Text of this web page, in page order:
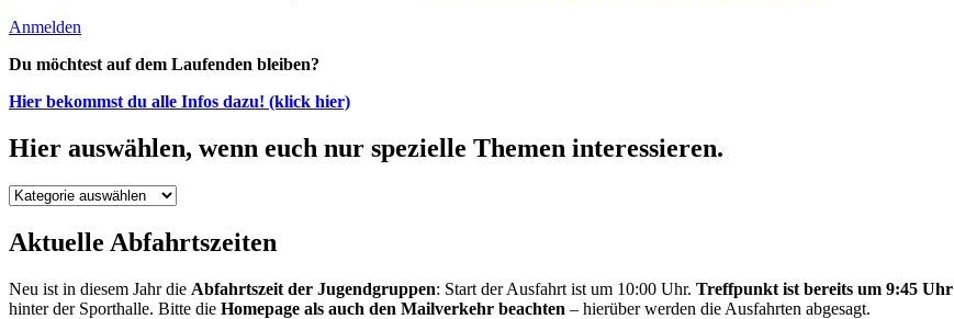
Anmelden
Du möchtest auf dem Laufenden bleiben?
Hier bekommst du alle Infos dazu! (klick hier)
Hier auswählen, wenn euch nur spezielle Themen interessieren.
Hier
wenn
euch
spezielle
Themen
Aktuelle Abfahrtszeiten
Neu ist in diesem Jahr die Abfahrtszeit der Jugendgruppen: Start der Ausfahrt ist um 10:00 Uhr. Treffpunkt ist bereits um 9:45 Uhr
hinter der Sporthalle. Bitte die Homepage als auch den Mailverkehr beachten – hierüber werden die Ausfahrten abgesagt.